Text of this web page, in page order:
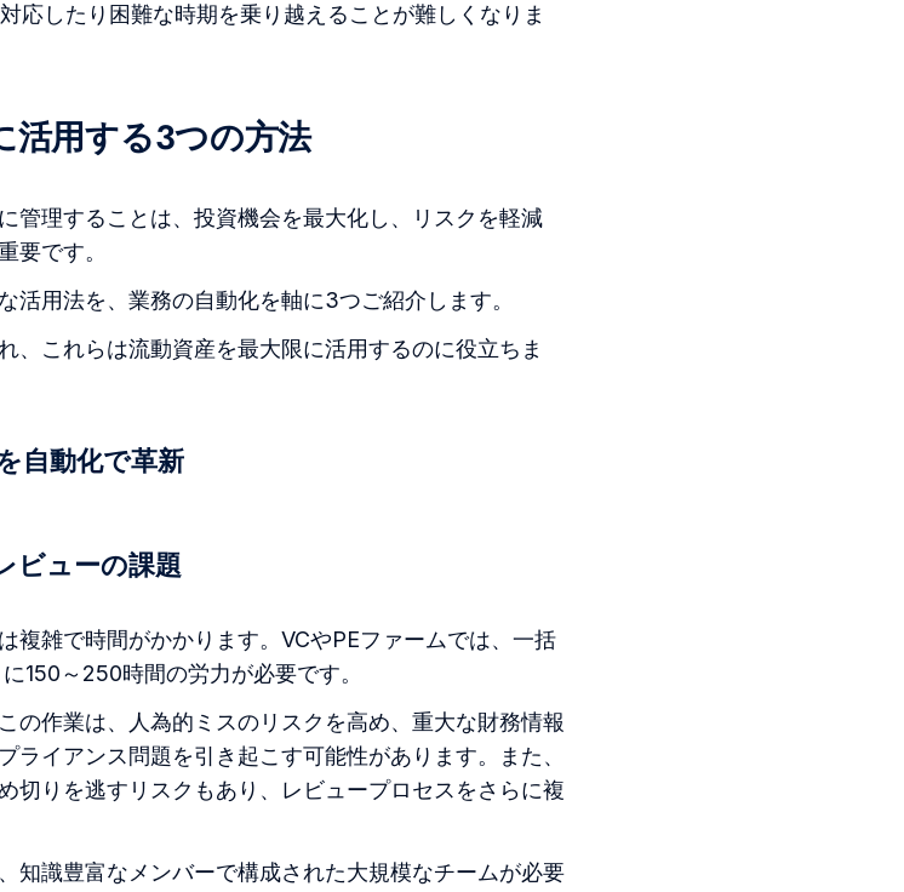
応したり困難な時期を乗り越えることが難しくなりま
活用する3つの方法
管理することは、投資機会を最大化し、リスクを軽減
要です。
活用法を、業務の自動化を軸に3つご紹介します。
、これらは流動資産を最大限に活用するのに役立ちま
自動化で革新
ビューの課題
複雑で時間がかかります。VCやPEファームでは、一括
150～250時間の労力が必要です。
の作業は、人為的ミスのリスクを高め、重大な財務情報
イアンス問題を引き起こす可能性があります。また、
切りを逃すリスクもあり、レビュープロセスをさらに複
知識豊富なメンバーで構成された大規模なチームが必要